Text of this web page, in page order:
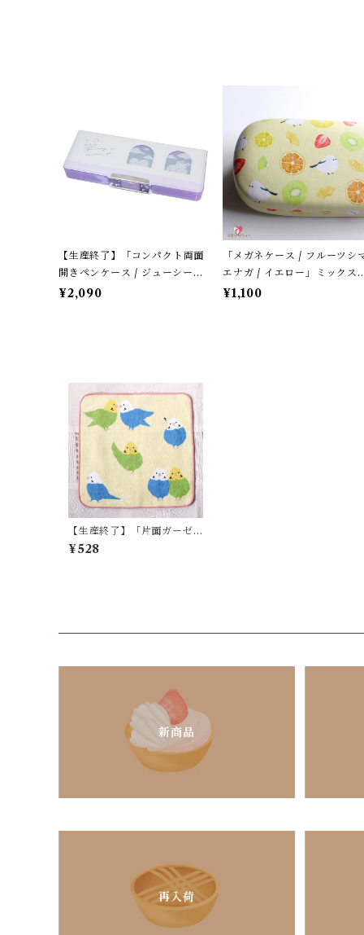
【生産終了】「コンパクト両面
開きペンケース / ジューシーな
シマエナガ」窓から覗くシマエ
¥2,090
「メガネケース / フルーツシ
エナガ / イエロー」ミックス
ルーツ柄 / フレンズヒル＊パ
¥1,100
【生産終了】「片面ガーゼ
ハンカチタオル / ルンルンイ
ンコ / イエロー」セキセイイ
¥528
新商品
再入荷